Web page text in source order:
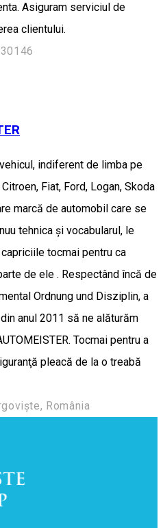
Asiguram serviciul de
clientului.
indiferent de limba pe
Fiat, Ford, Logan, Skoda
marcă de automobil care se
tehnica şi vocabularul, le
tocmai pentru ca
de ele . Respectând încă de
Ordnung und Disziplin, a
anul 2011 să ne alăturăm
Tocmai pentru a
pleacă de la o treabă
România